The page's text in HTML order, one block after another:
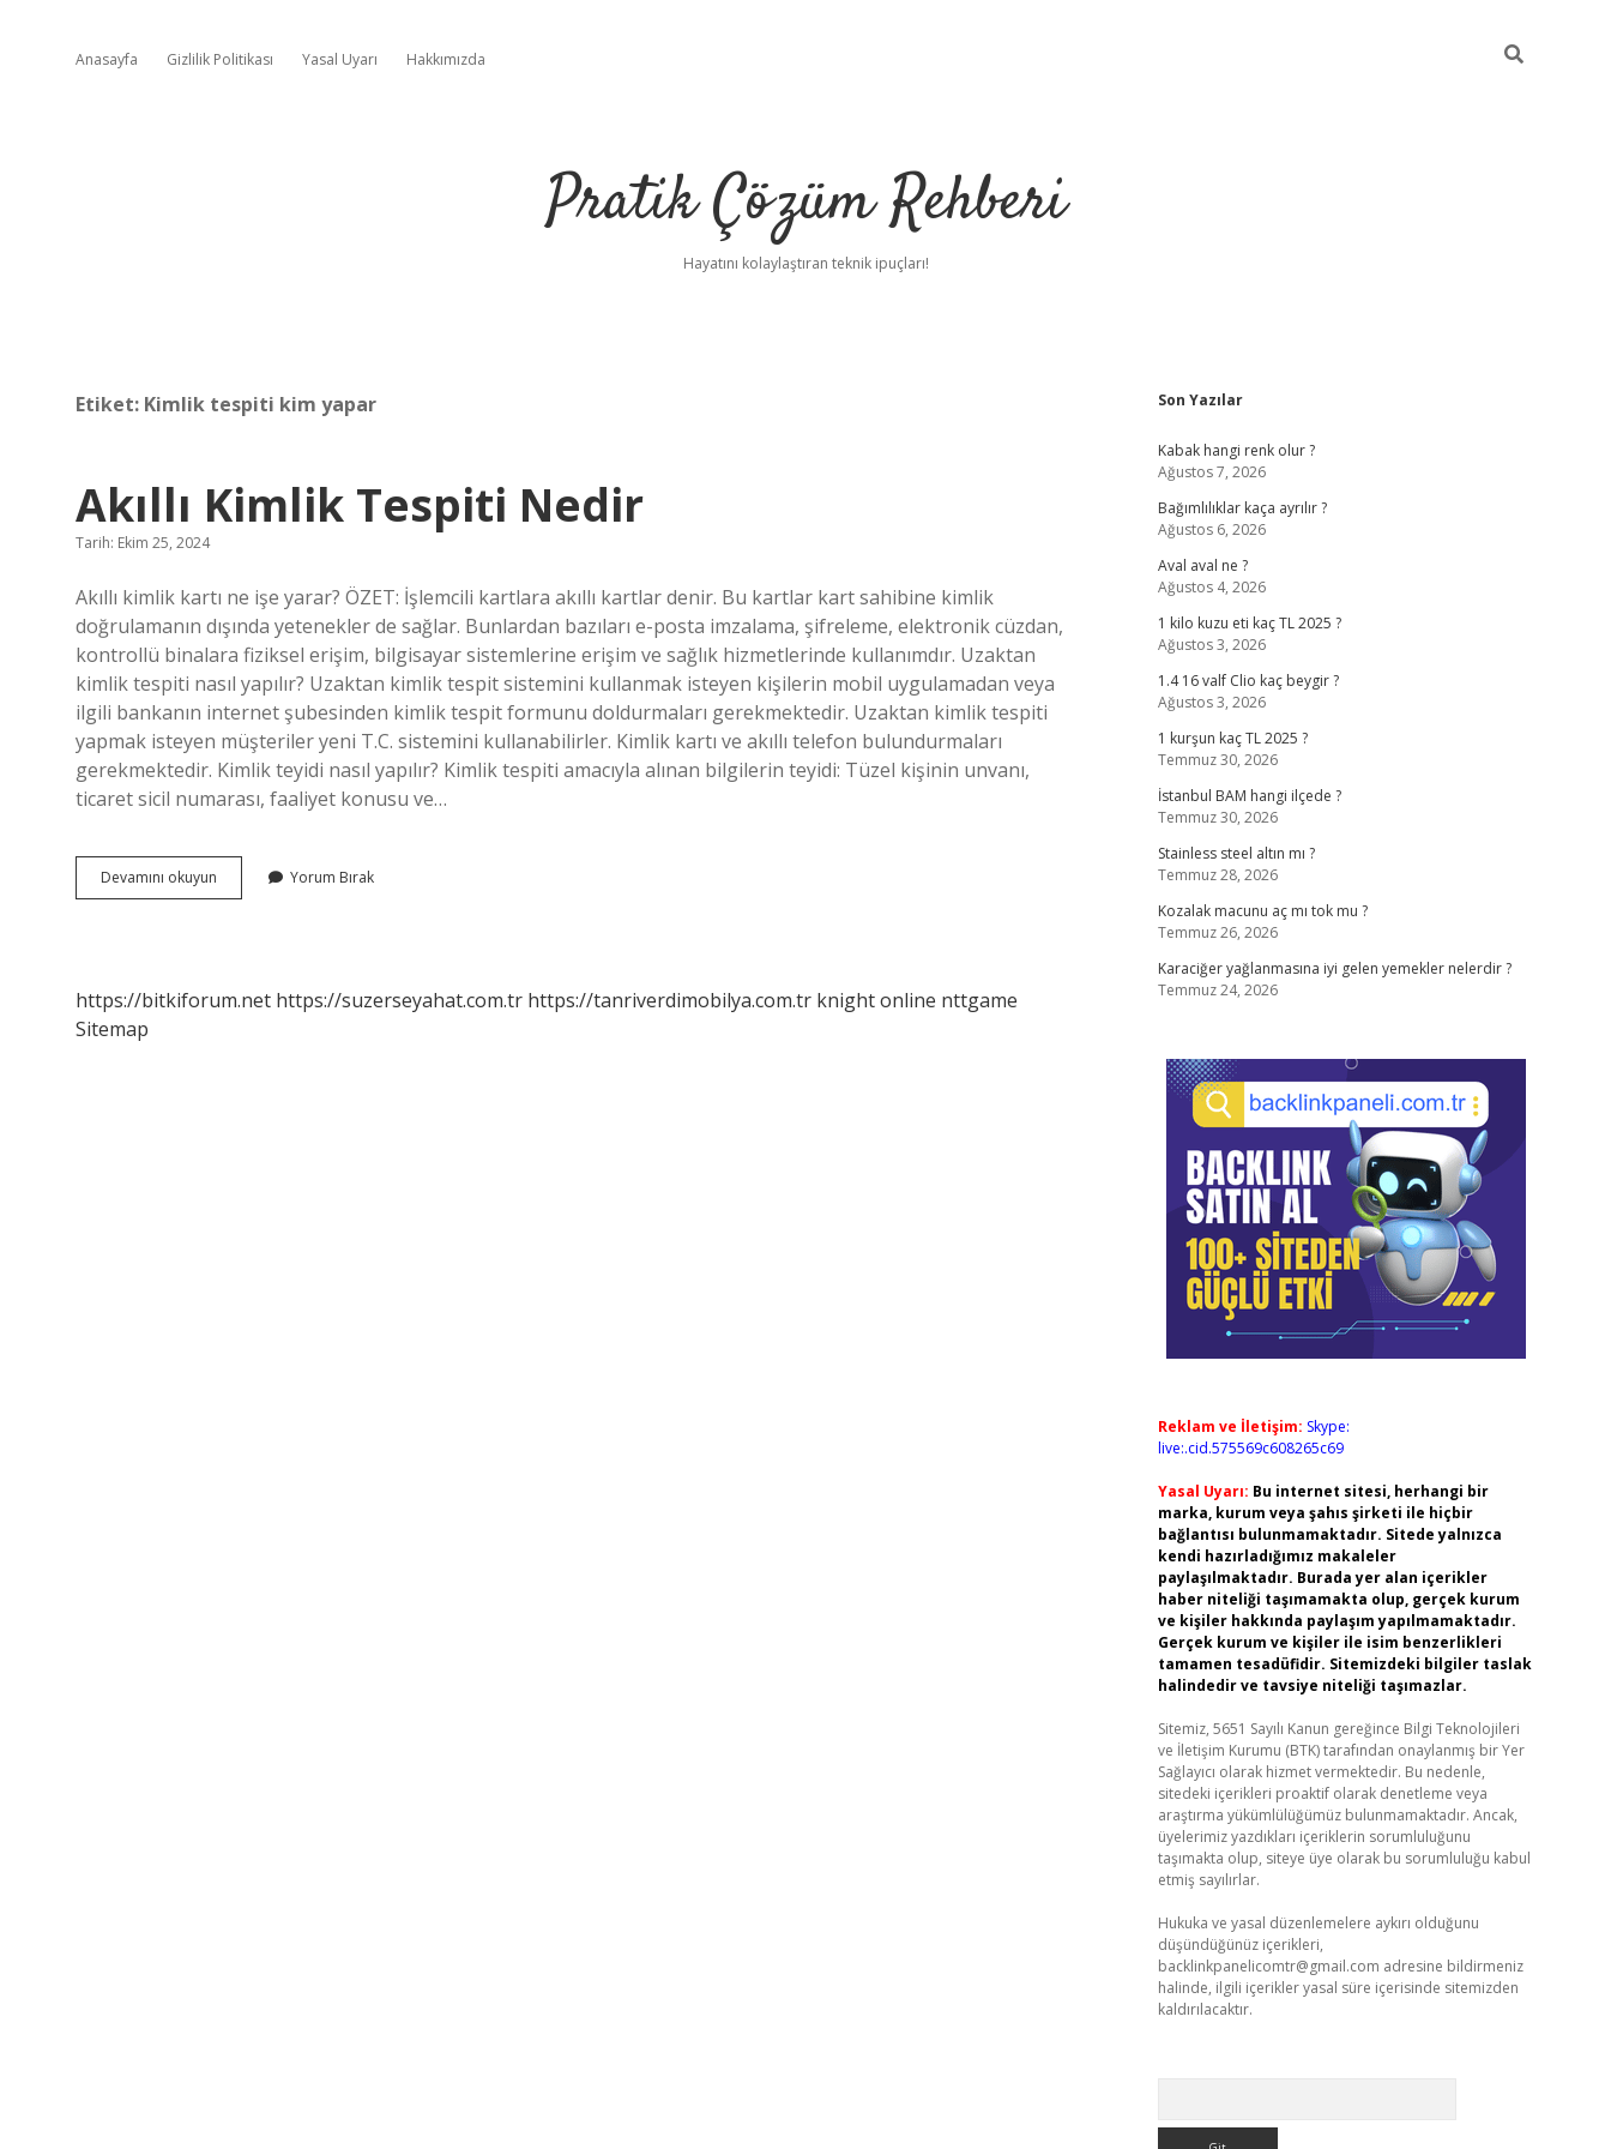
Anasayfa Gizlilik Politikası Yasal Uyarı Hakkımızda
Pratik Çözüm Rehberi
Hayatını kolaylaştıran teknik ipuçları!
Etiket: Kimlik tespiti kim yapar
Akıllı Kimlik Tespiti Nedir
Tarih: Ekim 25, 2024
Akıllı kimlik kartı ne işe yarar? ÖZET: İşlemcili kartlara akıllı kartlar denir. Bu kartlar kart sahibine kimlik
doğrulamanın dışında yetenekler de sağlar. Bunlardan bazıları e-posta imzalama, şifreleme, elektronik cüzdan,
kontrollü binalara fiziksel erişim, bilgisayar sistemlerine erişim ve sağlık hizmetlerinde kullanımdır. Uzaktan
kimlik tespiti nasıl yapılır? Uzaktan kimlik tespit sistemini kullanmak isteyen kişilerin mobil uygulamadan veya
ilgili bankanın internet şubesinden kimlik tespit formunu doldurmaları gerekmektedir. Uzaktan kimlik tespiti
yapmak isteyen müşteriler yeni T.C. sistemini kullanabilirler. Kimlik kartı ve akıllı telefon bulundurmaları
gerekmektedir. Kimlik teyidi nasıl yapılır? Kimlik tespiti amacıyla alınan bilgilerin teyidi: Tüzel kişinin unvanı,
ticaret sicil numarası, faaliyet konusu ve…
Devamını okuyun
Kimlik
Yorum Bırak
https://bitkiforum.net https://suzerseyahat.com.tr https://tanriverdimobilya.com.tr knight online nttgame
Sitemap
Sidebar
Son Yazılar
Kabak hangi renk olur ?
Ağustos 7, 2026
Bağımlılıklar kaça ayrılır ?
Ağustos 6, 2026
Aval aval ne ?
Ağustos 4, 2026
1 kilo kuzu eti kaç TL 2025 ?
Ağustos 3, 2026
1.4 16 valf Clio kaç beygir ?
Ağustos 3, 2026
1 kurşun kaç TL 2025 ?
Temmuz 30, 2026
İstanbul BAM hangi ilçede ?
Temmuz 30, 2026
Stainless steel altın mı ?
Temmuz 28, 2026
Kozalak macunu aç mı tok mu ?
Temmuz 26, 2026
Karaciğer yağlanmasına iyi gelen yemekler nelerdir ?
Temmuz 24, 2026
Reklam ve İletişim: Skype:
live:.cid.575569c608265c69
Yasal Uyarı: Bu internet sitesi, herhangi bir
marka, kurum veya şahıs şirketi ile hiçbir
bağlantısı bulunmamaktadır. Sitede yalnızca
kendi hazırladığımız makaleler
paylaşılmaktadır. Burada yer alan içerikler
haber niteliği taşımamakta olup, gerçek kurum
ve kişiler hakkında paylaşım yapılmamaktadır.
Gerçek kurum ve kişiler ile isim benzerlikleri
tamamen tesadüfidir. Sitemizdeki bilgiler taslak
halindedir ve tavsiye niteliği taşımazlar.
Sitemiz, 5651 Sayılı Kanun gereğince Bilgi Teknolojileri
ve İletişim Kurumu (BTK) tarafından onaylanmış bir Yer
Sağlayıcı olarak hizmet vermektedir. Bu nedenle,
sitedeki içerikleri proaktif olarak denetleme veya
araştırma yükümlülüğümüz bulunmamaktadır. Ancak,
üyelerimiz yazdıkları içeriklerin sorumluluğunu
taşımakta olup, siteye üye olarak bu sorumluluğu kabul
etmiş sayılırlar.
Hukuka ve yasal düzenlemelere aykırı olduğunu
düşündüğünüz içerikleri,
backlinkpanelicomtr@gmail.com adresine bildirmeniz
halinde, ilgili içerikler yasal süre içerisinde sitemizden
kaldırılacaktır.